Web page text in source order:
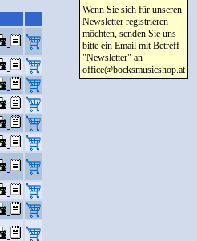
Wenn Sie sich für unseren
Newsletter registrieren
möchten, senden Sie uns
bitte ein Email mit Betreff
"Newsletter" an
office@bocksmusicshop.at